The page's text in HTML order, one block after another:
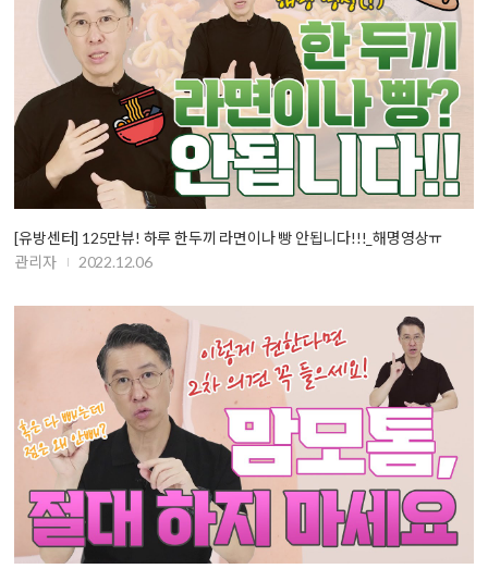
[유방센터] 125만뷰! 하루 한두끼 라면이나 빵 안됩니다!!!_해명영상ㅠ
관리자
2022.12.06